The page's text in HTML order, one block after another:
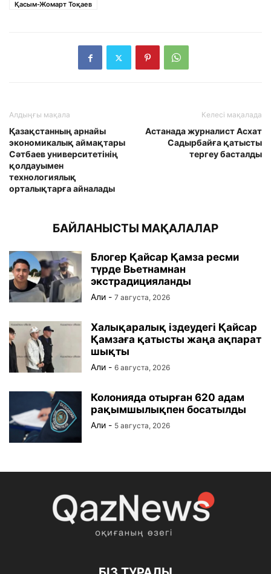
Қасым-Жомарт Тоқаев
Алдыңғы мақала
Қазақстанның арнайы
экономикалық аймақтары
Сәтбаев университетінің
қолдауымен
технологиялық
орталықтарға айналады
Келесі мақалада
Астанада журналист Асхат
Садырбайға қатысты
тергеу басталды
БАЙЛАНЫСТЫ МАҚАЛАЛАР
Блогер Қайсар Қамза ресми
түрде Вьетнамнан
экстрадицияланды
Али - 7 августа, 2026
Халықаралық іздеудегі Қайсар
Қамзаға қатысты жаңа ақпарат
шықты
Али - 6 августа, 2026
Колонияда отырған 620 адам
рақымшылықпен босатылды
Али - 5 августа, 2026